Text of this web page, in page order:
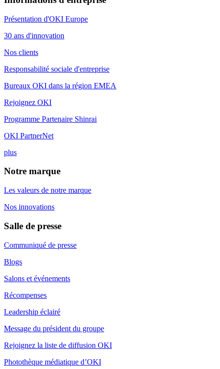
Présentation d'OKI Europe
30 ans d'innovation
Nos clients
Responsabilité sociale d'entreprise
Bureaux OKI dans la région EMEA
Rejoignez OKI
Programme Partenaire Shinrai
OKI PartnerNet
plus
Notre marque
Les valeurs de notre marque
Nos innovations
Salle de presse
Communiqué de presse
Blogs
Salons et événements
Récompenses
Leadership éclairé
Message du président du groupe
Rejoignez la liste de diffusion OKI
Photothèque médiatique d’OKI